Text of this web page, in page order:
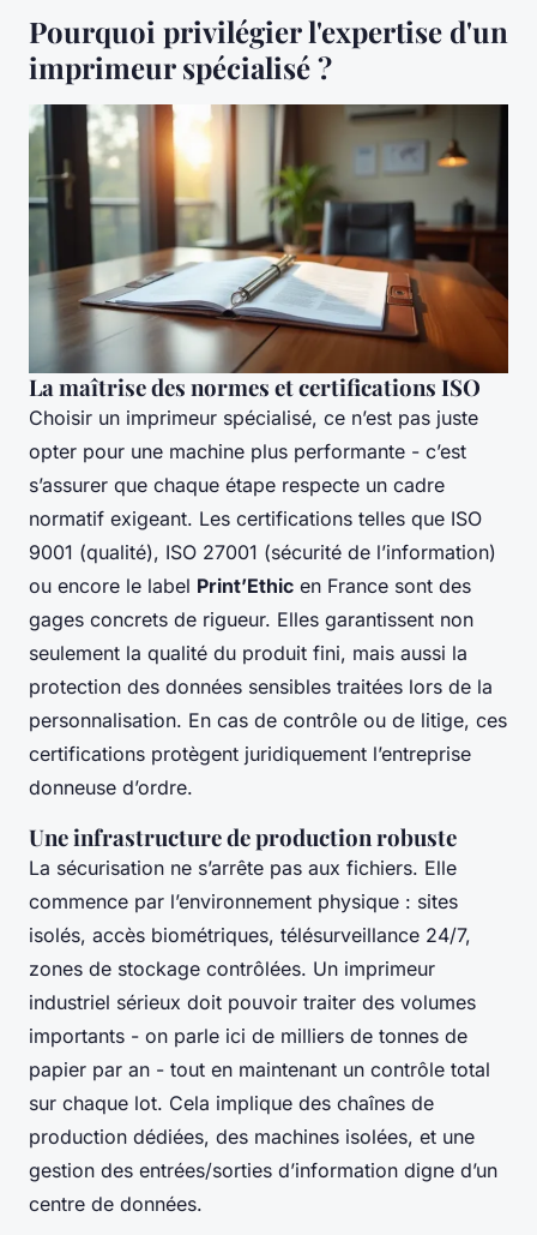
Pourquoi privilégier l'expertise d'un
imprimeur spécialisé ?
La maîtrise des normes et certifications ISO
Choisir un imprimeur spécialisé, ce n’est pas juste
opter pour une machine plus performante - c’est
s’assurer que chaque étape respecte un cadre
normatif exigeant. Les certifications telles que ISO
9001 (qualité), ISO 27001 (sécurité de l’information)
ou encore le label Print’Ethic en France sont des
gages concrets de rigueur. Elles garantissent non
seulement la qualité du produit fini, mais aussi la
protection des données sensibles traitées lors de la
personnalisation. En cas de contrôle ou de litige, ces
certifications protègent juridiquement l’entreprise
donneuse d’ordre.
Une infrastructure de production robuste
La sécurisation ne s’arrête pas aux fichiers. Elle
commence par l’environnement physique : sites
isolés, accès biométriques, télésurveillance 24/7,
zones de stockage contrôlées. Un imprimeur
industriel sérieux doit pouvoir traiter des volumes
importants - on parle ici de milliers de tonnes de
papier par an - tout en maintenant un contrôle total
sur chaque lot. Cela implique des chaînes de
production dédiées, des machines isolées, et une
gestion des entrées/sorties d’information digne d’un
centre de données.